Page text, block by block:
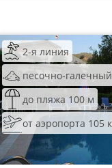
2-я линия
песочно-галечный
до пляжа 100 м
от аэропорта 105